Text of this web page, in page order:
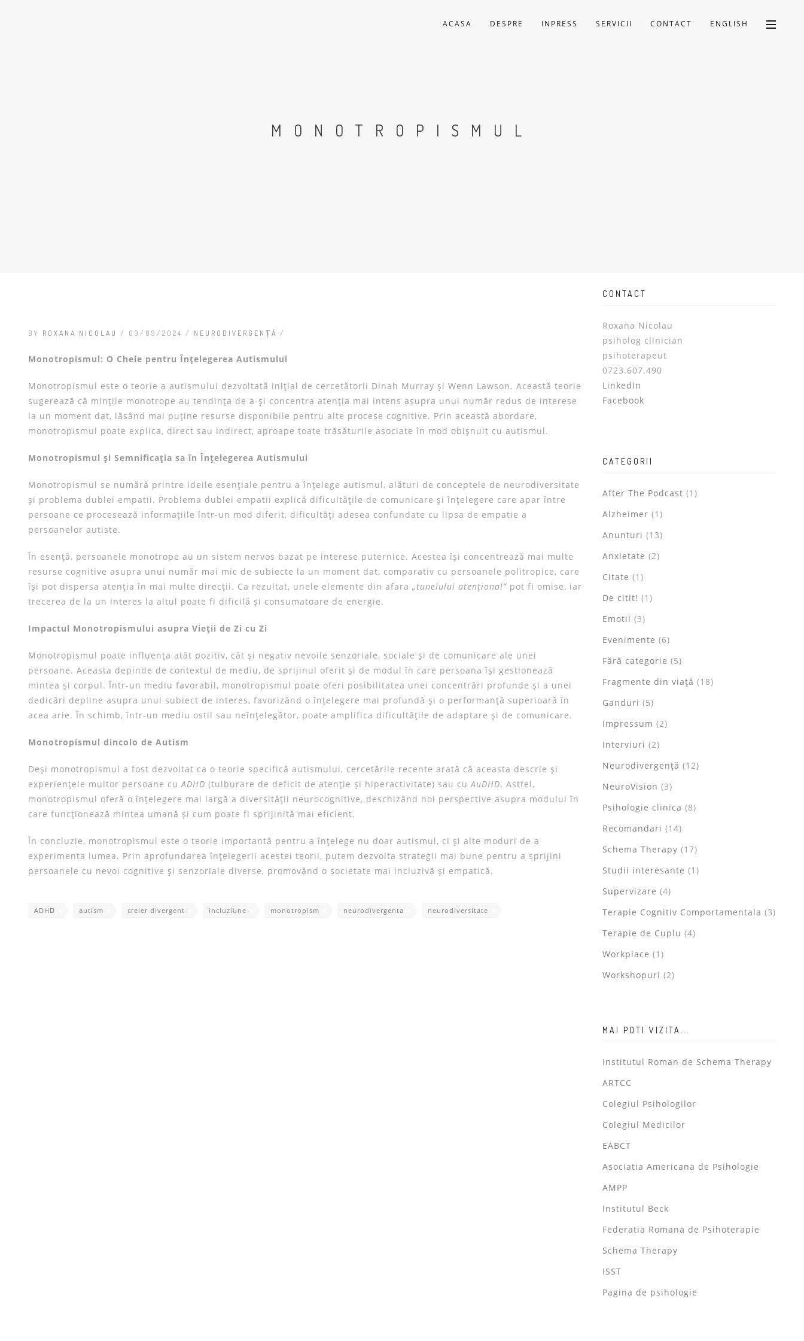
ACASA DESPRE INPRESS SERVICII CONTACT ENGLISH
MONOTROPISMUL
BY ROXANA NICOLAU / 09/09/2024 / NEURODIVERGENȚĂ /
Monotropismul: O Cheie pentru Înțelegerea Autismului
Monotropismul este o teorie a autismului dezvoltată inițial de cercetătorii Dinah Murray și Wenn Lawson. Această teorie
sugerează că mințile monotrope au tendința de a-și concentra atenția mai intens asupra unui număr redus de interese
la un moment dat, lăsând mai puține resurse disponibile pentru alte procese cognitive. Prin această abordare,
monotropismul poate explica, direct sau indirect, aproape toate trăsăturile asociate în mod obișnuit cu autismul.
Monotropismul și Semnificația sa în Înțelegerea Autismului
Monotropismul se numără printre ideile esențiale pentru a înțelege autismul, alături de conceptele de neurodiversitate
și problema dublei empatii. Problema dublei empatii explică dificultățile de comunicare și înțelegere care apar între
persoane ce procesează informațiile într-un mod diferit, dificultăți adesea confundate cu lipsa de empatie a
persoanelor autiste.
În esență, persoanele monotrope au un sistem nervos bazat pe interese puternice. Acestea își concentrează mai multe
resurse cognitive asupra unui număr mai mic de subiecte la un moment dat, comparativ cu persoanele politropice, care
își pot dispersa atenția în mai multe direcții. Ca rezultat, unele elemente din afara „tunelului atențional” pot fi omise, iar
trecerea de la un interes la altul poate fi dificilă și consumatoare de energie.
Impactul Monotropismului asupra Vieții de Zi cu Zi
Monotropismul poate influența atât pozitiv, cât și negativ nevoile senzoriale, sociale și de comunicare ale unei
persoane. Aceasta depinde de contextul de mediu, de sprijinul oferit și de modul în care persoana își gestionează
mintea și corpul. Într-un mediu favorabil, monotropismul poate oferi posibilitatea unei concentrări profunde și a unei
dedicări depline asupra unui subiect de interes, favorizând o înțelegere mai profundă și o performanță superioară în
acea arie. În schimb, într-un mediu ostil sau neînțelegător, poate amplifica dificultățile de adaptare și de comunicare.
Monotropismul dincolo de Autism
Deși monotropismul a fost dezvoltat ca o teorie specifică autismului, cercetările recente arată că aceasta descrie și
experiențele multor persoane cuADHD (tulburare de deficit de atenție și hiperactivitate) sau cuAuDHD. Astfel,
monotropismul oferă o înțelegere mai largă a diversității neurocognitive, deschizând noi perspective asupra modului în
care funcționează mintea umană și cum poate fi sprijinită mai eficient.
În concluzie, monotropismul este o teorie importantă pentru a înțelege nu doar autismul, ci și alte moduri de a
experimenta lumea. Prin aprofundarea înțelegerii acestei teorii, putem dezvolta strategii mai bune pentru a sprijini
persoanele cu nevoi cognitive și senzoriale diverse, promovând o societate mai incluzivă și empatică.
ADHD autism creier divergent incluziune monotropism neurodivergenta neurodiversitate
CONTACT
Roxana Nicolau
psiholog clinician
psihoterapeut
0723.607.490
LinkedIn
Facebook
CATEGORII
After The Podcast (1)
Alzheimer (1)
Anunturi (13)
Anxietate (2)
Citate (1)
De citit! (1)
Emotii (3)
Evenimente (6)
Fără categorie (5)
Fragmente din viață (18)
Ganduri (5)
Impressum (2)
Interviuri (2)
Neurodivergență (12)
NeuroVision (3)
Psihologie clinica (8)
Recomandari (14)
Schema Therapy (17)
Studii interesante (1)
Supervizare (4)
Terapie Cognitiv Comportamentala (3)
Terapie de Cuplu (4)
Workplace (1)
Workshopuri (2)
MAI POTI VIZITA...
Institutul Roman de Schema Therapy
ARTCC
Colegiul Psihologilor
Colegiul Medicilor
EABCT
Asociatia Americana de Psihologie
AMPP
Institutul Beck
Federatia Romana de Psihoterapie
Schema Therapy
ISST
Pagina de psihologie